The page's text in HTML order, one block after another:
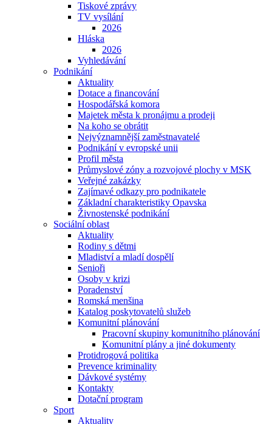
Tiskové zprávy
TV vysílání
2026
Hláska
2026
Vyhledávání
Podnikání
Aktuality
Dotace a financování
Hospodářská komora
Majetek města k pronájmu a prodeji
Na koho se obrátit
Nejvýznamnější zaměstnavatelé
Podnikání v evropské unii
Profil města
Průmyslové zóny a rozvojové plochy v MSK
Veřejné zakázky
Zajímavé odkazy pro podnikatele
Základní charakteristiky Opavska
Živnostenské podnikání
Sociální oblast
Aktuality
Rodiny s dětmi
Mladiství a mladí dospělí
Senioři
Osoby v krizi
Poradenství
Romská menšina
Katalog poskytovatelů služeb
Komunitní plánování
Pracovní skupiny komunitního plánování
Komunitní plány a jiné dokumenty
Protidrogová politika
Prevence kriminality
Dávkové systémy
Kontakty
Dotační program
Sport
Aktuality